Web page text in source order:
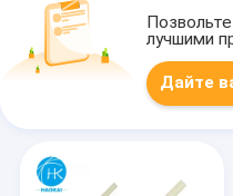
лучшими
Дайте